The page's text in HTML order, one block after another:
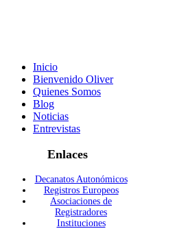
Inicio
Bienvenido Oliver
Quienes Somos
Blog
Noticias
Entrevistas
Enlaces
Decanatos Autonómicos
Registros Europeos
Asociaciones de
Registradores
Instituciones